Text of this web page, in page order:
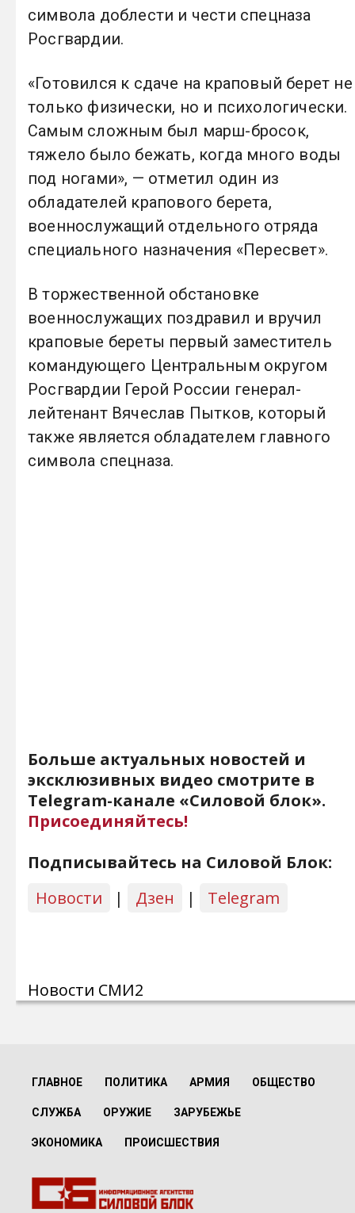
символа доблести и чести спецназа
Росгвардии.
«Готовился к сдаче на краповый берет не
только физически, но и психологически.
Самым сложным был марш-бросок,
тяжело было бежать, когда много воды
под ногами», — отметил один из
обладателей крапового берета,
военнослужащий отдельного отряда
специального назначения «Пересвет».
В торжественной обстановке
военнослужащих поздравил и вручил
краповые береты первый заместитель
командующего Центральным округом
Росгвардии Герой России генерал-
лейтенант Вячеслав Пытков, который
также является обладателем главного
символа спецназа.
Больше актуальных новостей и
эксклюзивных видео смотрите в
Telegram-канале «Силовой блок».
Присоединяйтесь!
Подписывайтесь на Силовой Блок:
Новости
| Дзен | Telegram
Новости СМИ2
ГЛАВНОЕ ПОЛИТИКА АРМИЯ ОБЩЕСТВО
СЛУЖБА ОРУЖИЕ ЗАРУБЕЖЬЕ
ЭКОНОМИКА ПРОИСШЕСТВИЯ